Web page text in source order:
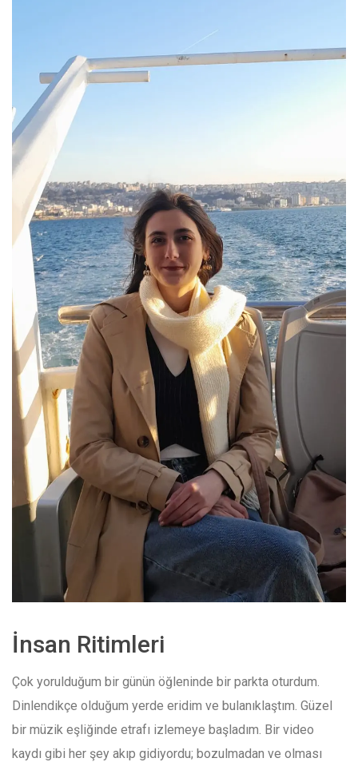
İnsan Ritimleri
Çok yorulduğum bir günün öğleninde bir parkta oturdum.
Dinlendikçe olduğum yerde eridim ve bulanıklaştım. Güzel
bir müzik eşliğinde etrafı izlemeye başladım. Bir video
kaydı gibi her şey akıp gidiyordu; bozulmadan ve olması